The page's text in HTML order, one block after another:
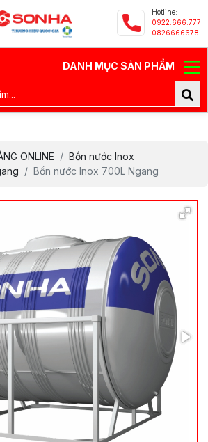
Hotline:
0922.666.777
0826666678
DANH MỤC SẢN PHẨM
ONLINE
Bồn nước Inox
Bồn nước Inox 700L Ngang